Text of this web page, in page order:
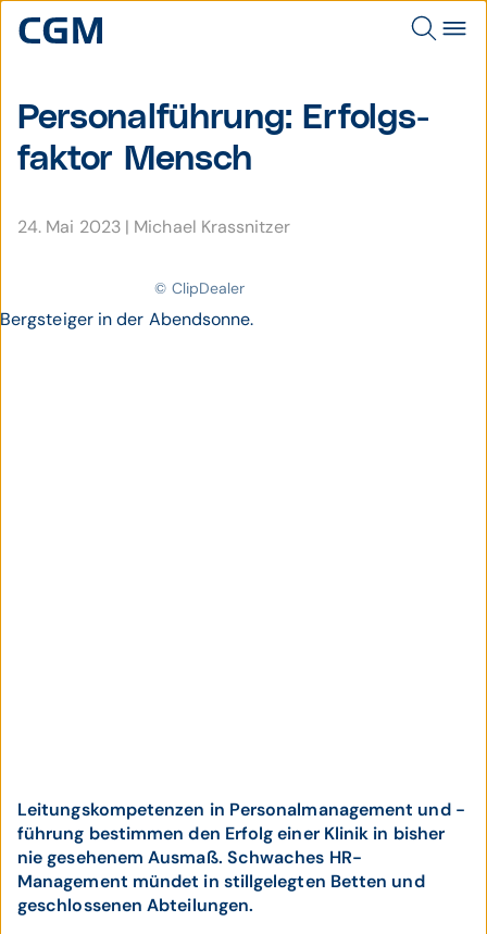
Personal­führung: Erfolgs­
faktor Mensch
24. Mai 2023 | Michael Krassnitzer
© ClipDealer
Bergsteiger in der Abendsonne.
Leitungskompetenzen in Personalmanagement und -
führung bestimmen den Erfolg einer Klinik in bisher
nie gesehenem Ausmaß. Schwaches HR-
Management mündet in stillgelegten Betten und
geschlossenen Abteilungen.